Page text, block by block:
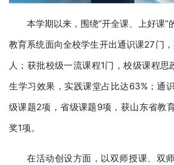
本学期以来，围绕“开全课、上好课”
教育系统面向全校学生开出通识课27门
人；获批校级一流课程1门，校级课程
生学习效果，实践课堂占比达63%；通
级课题2项，省级课题9项，获山东省教
奖1项。
在活动创设方面，以双师授课、双